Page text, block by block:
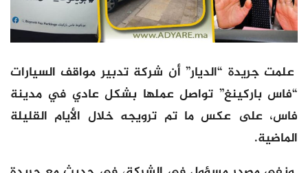
علمت جريدة “الديار” أن شركة تدبير مواقف السيارات
“فاس باركينغ” تواصل عملها بشكل عادي في مدينة
فاس، على عكس ما تم ترويجه خلال الأيام القليلة
الماضية.